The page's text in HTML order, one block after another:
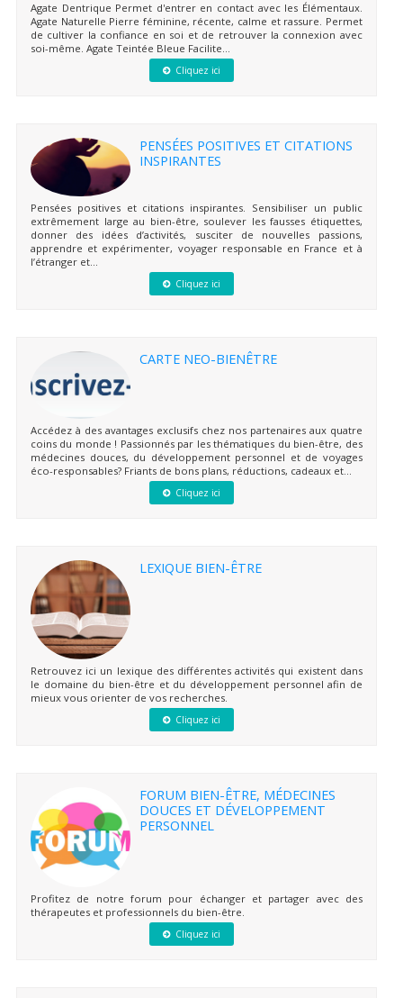
Agate Dentrique Permet d'entrer en contact avec les Élémentaux.
Agate Naturelle Pierre féminine, récente, calme et rassure. Permet
de cultiver la confiance en soi et de retrouver la connexion avec
soi-même. Agate Teintée Bleue Facilite...
Cliquez ici
PENSÉES POSITIVES ET CITATIONS
INSPIRANTES
Pensées positives et citations inspirantes. Sensibiliser un public
extrêmement large au bien-être, soulever les fausses étiquettes,
donner des idées d’activités, susciter de nouvelles passions,
apprendre et expérimenter, voyager responsable en France et à
l’étranger et...
Cliquez ici
CARTE NEO-BIENÊTRE
Accédez à des avantages exclusifs chez nos partenaires aux quatre
coins du monde ! Passionnés par les thématiques du bien-être, des
médecines douces, du développement personnel et de voyages
éco-responsables? Friants de bons plans, réductions, cadeaux et...
Cliquez ici
LEXIQUE BIEN-ÊTRE
Retrouvez ici un lexique des différentes activités qui existent dans
le domaine du bien-être et du développement personnel afin de
mieux vous orienter de vos recherches.
Cliquez ici
FORUM BIEN-ÊTRE, MÉDECINES
DOUCES ET DÉVELOPPEMENT
PERSONNEL
Profitez de notre forum pour échanger et partager avec des
thérapeutes et professionnels du bien-être.
Cliquez ici